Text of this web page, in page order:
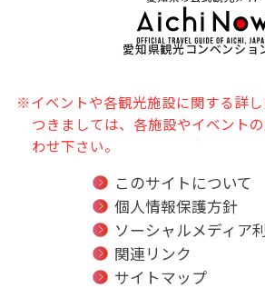
愛知県観光コンベンショ
※イベントや各観光施設に関する詳
つきましては、各施設やイベント
わせ下さい。
このサイトについて
個人情報保護方針
ソーシャルメディア
関連リンク
サイトマップ